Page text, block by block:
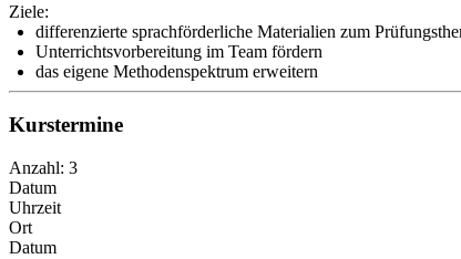
Ziele:
differenzierte sprachförderliche Materialien zum
Unterrichtsvorbereitung im Team fördern
das eigene Methodenspektrum erweitern
Kurstermine
Anzahl: 3
Datum
Uhrzeit
Ort
Datum